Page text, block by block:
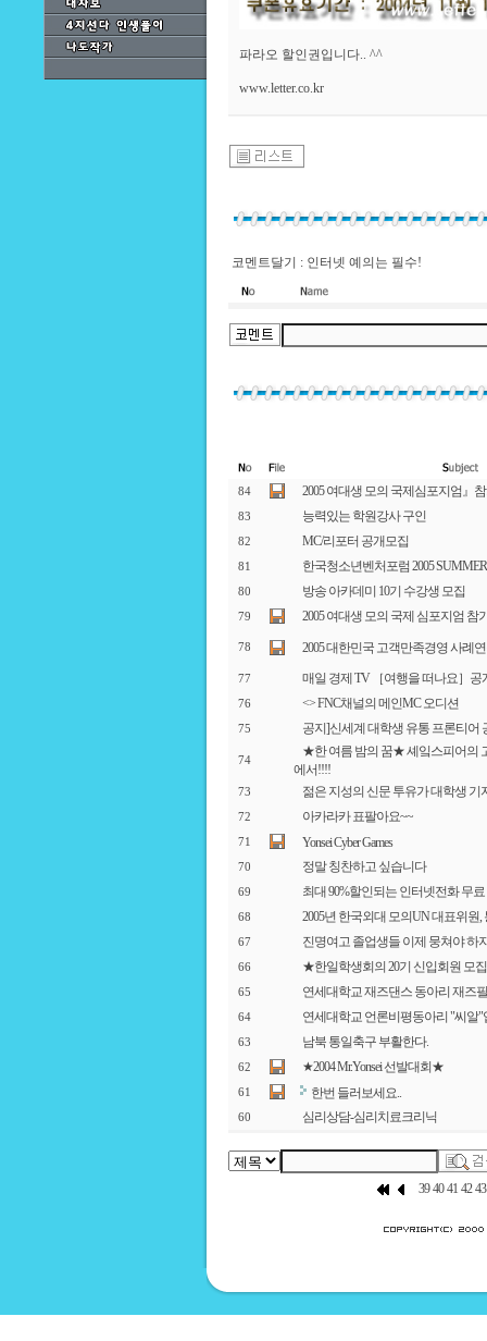
파라오 할인권입니다.. ^^
www.letter.co.kr
코멘트달기 : 인터넷 예의는 필수!
84 2005 여대생 모의 국제심포지엄』
83 능력있는 학원강사 구인
82 MC/리포터 공개모집
81 한국청소년벤처포럼 2005
80 방송 아카데미 10기 수강생 모집
79 2005 여대생 모의 국제 심포지엄 참
78 2005 대한민국 고객만족경영 사례
77 매일 경제 TV ［여행을 떠나요］공
76 <> FNC채널의 메인MC 오디션
75 공지]신세계 대학생 유통 프론티어
74
★한 여름 밤의 꿈★ 셰잌스피어의
에서!!!!
73 젊은 지성의 신문 투유가 대학생 기
72 아카라카 표팔아요~~
71 Yonsei Cyber Games
70 정말 칭찬하고 싶습니다
69 최대 90%할인되는 인터넷전화 무
68 2005년 한국외대 모의UN 대표위원
67 진명여고 졸업생들 이제 뭉쳐야 하
66 ★한일학생회의 20기 신입회원 모
65 연세대학교 재즈댄스 동아리 재즈
64 연세대학교 언론비평동아리 "씨알"
63 남북 통일축구 부활한다.
62 ★2004 Mr.Yonsei 선발대회★
61 한번 들러보세요..
60 심리상담-심리치료크리닉
39 40 41 42 43